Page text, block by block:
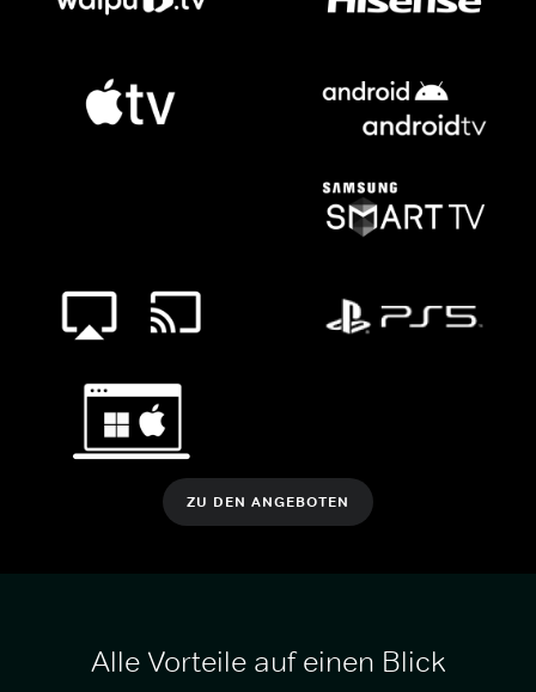
ZU DEN ANGEBOTEN
Alle Vorteile auf einen Blick